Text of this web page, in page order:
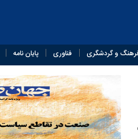
و گردشگری فناوری پایان‌ نامه